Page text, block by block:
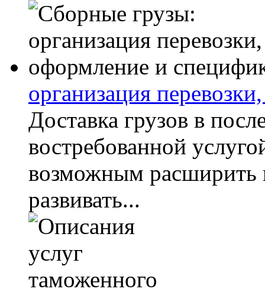
организация
Доставка грузов в
востребованной
возможным расширить
развивать...